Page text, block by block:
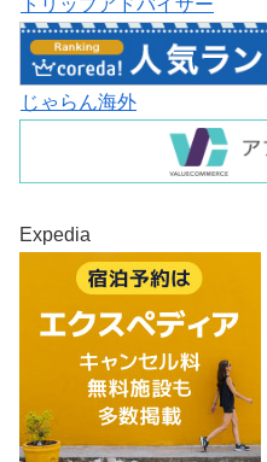
じゃらん海外
Expedia